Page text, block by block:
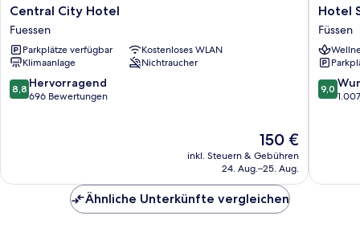
Central
City
Hotel
Fuessen
Central City Hotel
Fuessen
Parkplätze verfügbar
Kostenloses WLAN
Klimaanlage
Nichtraucher
8.8
von
8,8 Hervorragend
696 Bewertungen
Der
Preis
beträgt
150 €
inkl. Steuern & Gebühren
24. Aug.–25. Aug.
Hotel
Füssen
Hotel
Füssen
9.0
von
9,0
Ähnliche Unterkünfte vergleichen